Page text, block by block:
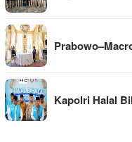
Kapolri Halal